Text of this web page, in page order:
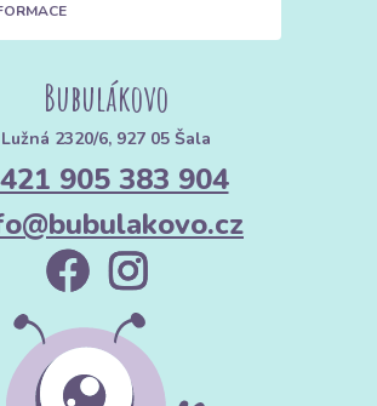
Bubulákovo
Lužná 2320/6, 927 05 Šala
905 383 904